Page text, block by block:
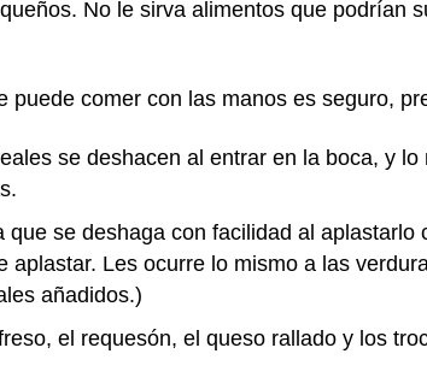
No le sirva alimentos que podrían
puede comer con las manos es seguro,
se deshacen al entrar en la boca, y
se deshaga con facilidad al aplastarlo
aplastar. Les ocurre lo mismo a las
añadidos.)
el requesón, el queso rallado y los